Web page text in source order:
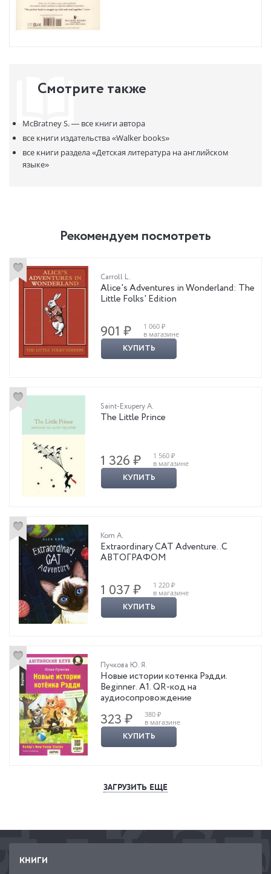
Смотрите также
McBratney S. — все книги автора
все книги издательства«Walker books»
все книги раздела«Детская литература на английском
языке»
Рекомендуем посмотреть
Carroll L.
Alice's Adventures in Wonderland: The
Little Folks' Edition
901 ₽
1 060 ₽
в магазине
КУПИТЬ
Saint-Exupery A.
The Little Prince
1 326 ₽
1 560 ₽
в магазине
КУПИТЬ
Kom A.
Extraordinary CAT Adventure..С
АВТОГРАФОМ
1 037 ₽
1 220 ₽
в магазине
КУПИТЬ
Пучкова Ю. Я.
Новые истории котенка Рэдди.
Beginner. A1. QR-код на
аудиосопровождение
323 ₽
380 ₽
в магазине
КУПИТЬ
ЗАГРУЗИТЬ ЕЩЕ
КНИГИ